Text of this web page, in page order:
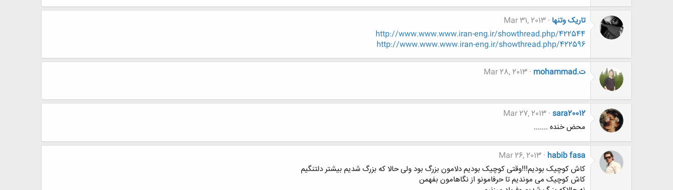
تاریک وتنها Mar 31, 2013
http://www.www.www.iran-eng.ir/showthread.php/422544
http://www.www.www.iran-eng.ir/showthread.php/422596
mohammad.ت Mar 28, 2013
sara20012
Mar 27, 2013
محض خنده .......
habib fasa
Mar 26, 2013
کاش کوچیک بودیم!!!وقتی کوچیک بودیم دلامون بزرگ بود ولی حالا که بزرگ شدیم بیشتر دلتنگیم
کاش کوچیک می موندیم تا حرفامونو از نگاهامون بفهمن